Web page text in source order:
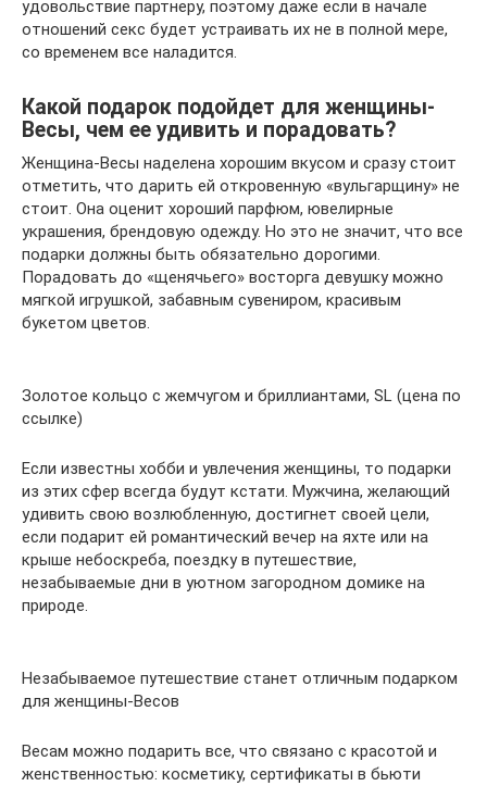
удовольствие партнеру, поэтому даже если в начале
отношений секс будет устраивать их не в полной мере,
со временем все наладится.
Какой подарок подойдет для женщины-
Весы, чем ее удивить и порадовать?
Женщина-Весы наделена хорошим вкусом и сразу стоит
отметить, что дарить ей откровенную «вульгарщину» не
стоит. Она оценит хороший парфюм, ювелирные
украшения, брендовую одежду. Но это не значит, что все
подарки должны быть обязательно дорогими.
Порадовать до «щенячьего» восторга девушку можно
мягкой игрушкой, забавным сувениром, красивым
букетом цветов.
Золотое кольцо с жемчугом и бриллиантами, SL (цена по
ссылке)
Если известны хобби и увлечения женщины, то подарки
из этих сфер всегда будут кстати. Мужчина, желающий
удивить свою возлюбленную, достигнет своей цели,
если подарит ей романтический вечер на яхте или на
крыше небоскреба, поездку в путешествие,
незабываемые дни в уютном загородном домике на
природе.
Незабываемое путешествие станет отличным подарком
для женщины-Весов
Весам можно подарить все, что связано с красотой и
женственностью: косметику, сертификаты в бьюти